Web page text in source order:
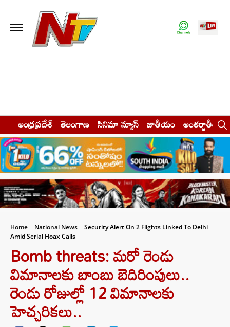
ఆంధ్రప్రదేశ్ తెలంగాణ సినిమా న్యూస్ జాతీయం అంతర్జాతీయం
Home National News
Security Alert On 2 Flights Linked To Delhi
Amid Serial Hoax Calls
Bomb threats: మరో రెండు
విమానాలకు బాంబు బెదిరింపులు..
రెండు రోజుల్లో 12 విమానాలకు
హెచ్చరికలు..